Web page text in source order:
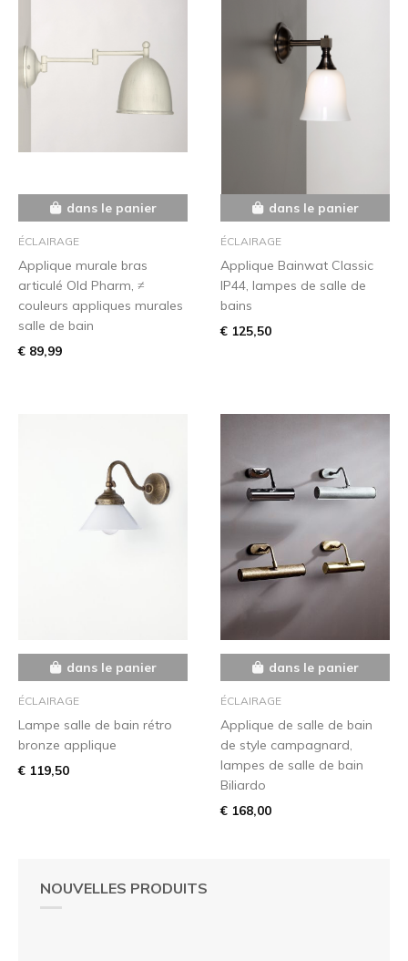
NOUVELLES PRODUITS
dans le panier
ÉCLAIRAGE
Applique murale bras
articulé Old Pharm, ≠
couleurs appliques murales
salle de bain
€ 89,99
dans le panier
ÉCLAIRAGE
Applique Bainwat Classic
IP44, lampes de salle de
bains
€ 125,50
dans le panier
ÉCLAIRAGE
Lampe salle de bain rétro
bronze applique
€ 119,50
dans le panier
ÉCLAIRAGE
Applique de salle de bain
de style campagnard,
lampes de salle de bain
Biliardo
€ 168,00